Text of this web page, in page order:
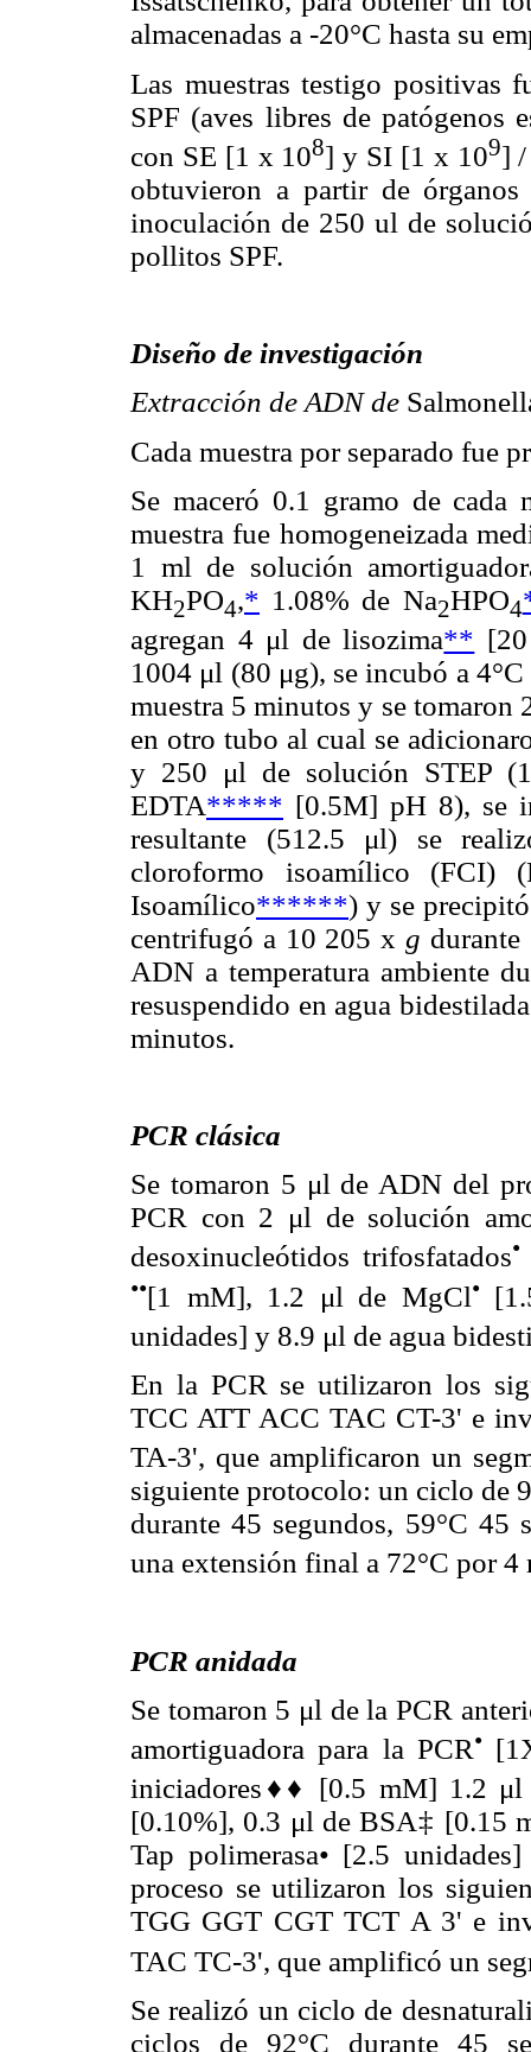
almacenadas a -20°C hasta su
Las muestras testigo positivas
SPF (aves libres de patógenos
con SE [1 x 108] y SI [1 x 109]
obtuvieron a partir de
inoculación de 250 ul de
pollitos SPF.
Diseño de investigación
Extracción de ADN de
Cada muestra por separado fue
Se maceró 0.1 gramo de cada
muestra fue homogeneizada
1 ml de solución
KH2PO4,* 1.08% de Na2HPO4
agregan 4 μl de lisozima**
1004 μl (80 μg), se incubó a
muestra 5 minutos y se tomaron
en otro tubo al cual se
y 250 μl de solución STEP
EDTA***** [0.5M] pH 8), se
resultante (512.5 μl) se
cloroformo isoamílico (FCI)
Isoamílico******) y se
centrifugó a 10 205 xg
ADN a temperatura ambiente
resuspendido en agua
minutos.
PCR clásica
Se tomaron 5 μl de ADN del
PCR con 2 μl de solución
desoxinucleótidos trifosfatados•
••[1 mM], 1.2 μl de MgCl•
unidades] y 8.9 μl de agua
En la PCR se utilizaron los
TCC ATT ACC TAC CT-3' e
TA-3', que amplificaron un
siguiente protocolo: un ciclo de
durante 45 segundos, 59°C 45
una extensión final a 72°C por 4
PCR anidada
Se tomaron 5 μl de la PCR
amortiguadora para la PCR•
iniciadores♦♦ [0.5 mM] 1.2 μl
[0.10%], 0.3 μl de BSA‡ [0.15
Tap polimerasa• [2.5
proceso se utilizaron los
TGG GGT CGT TCT A 3' e
TAC TC-3', que amplificó un
Se realizó un ciclo de
ciclos de 92°C durante 45